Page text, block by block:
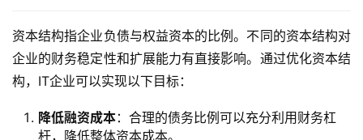
资本结构指企业负债与权益资本的比例。不同的资本结构对
企业的财务稳定性和扩展能力有直接影响。通过优化资本结
构，IT企业可以实现以下目标：
降低融资成本：合理的债务比例可以充分利用财务杠
杆，降低整体资本成本。